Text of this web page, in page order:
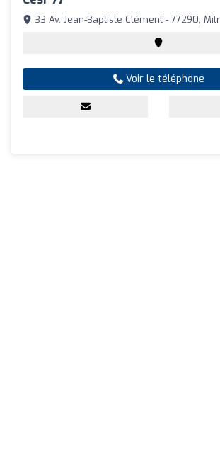
33 Av. Jean-Baptiste Clément - 77290,
Voir le téléphone